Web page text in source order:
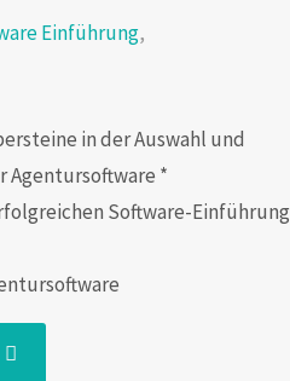
Einführung,
in der Auswahl und
Agentursoftware *
Software-Einführung